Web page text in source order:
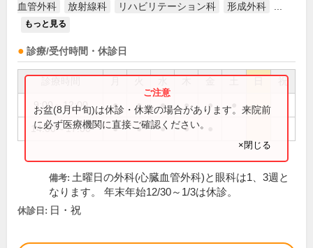
血管外科
放射線科 リハビリテーション科 形成外科
もっと見る
診療/受付時間・休診日
祝
9:00～12:00 ● ● ● ● ●
14:00～17:00 ● ● ● ●
お盆(8月中旬)は休診・休業の場合があります。来院前
に必ず医療機関に直接ご確認ください。
×閉じる
備考: 土曜日の外科(心臓血管外科)と眼科は1、3週と
なります。 年末年始12/30～1/3は休診。
休診日: 日・祝